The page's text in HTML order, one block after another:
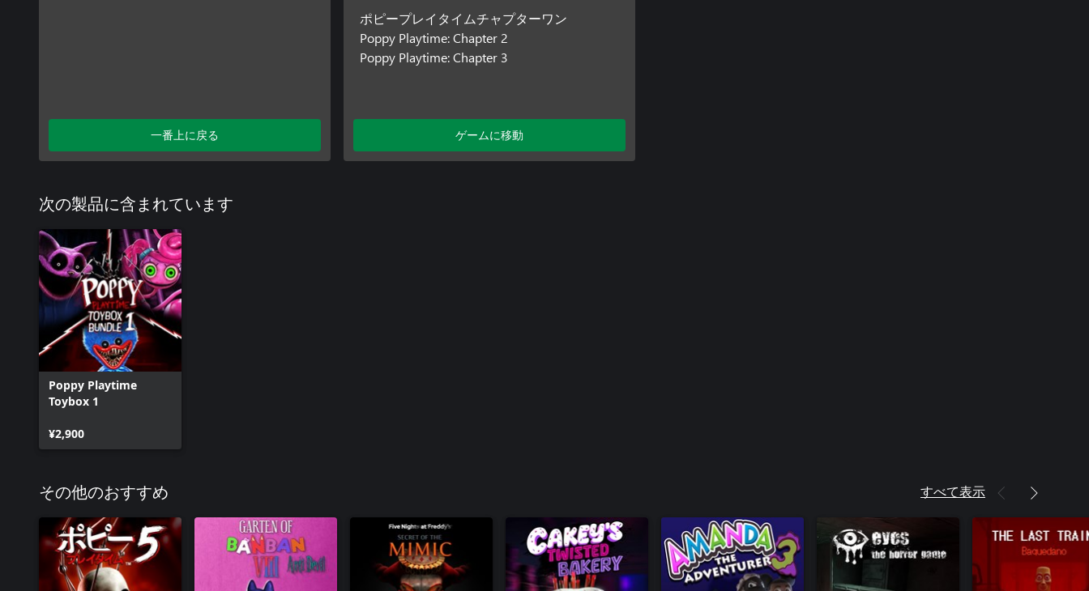
一番上に戻る
ポピープレイタイムチャプターワン
Poppy Playtime: Chapter 2
Poppy Playtime: Chapter 3
ゲームに移動
次の製品に含まれています
Poppy Playtime
Toybox 1
¥2,900
その他のおすすめ すべて表示